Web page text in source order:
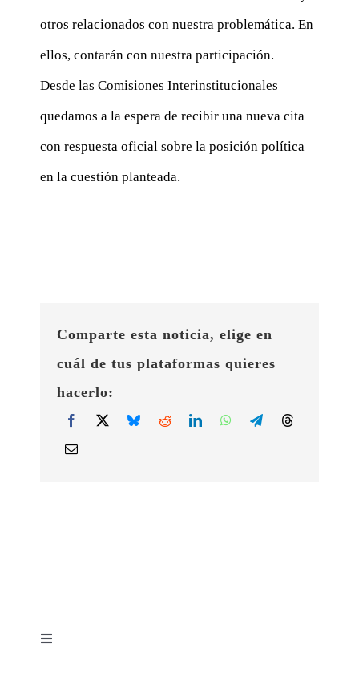
otros relacionados con nuestra problemática. En
ellos, contarán con nuestra participación.
Desde las Comisiones Interinstitucionales
quedamos a la espera de recibir una nueva cita
con respuesta oficial sobre la posición política
en la cuestión planteada.
Comparte esta noticia, elige en
cuál de tus plataformas quieres
hacerlo:
Toggle